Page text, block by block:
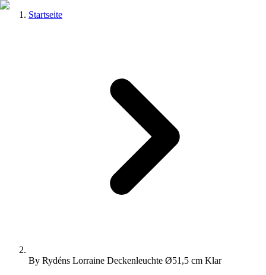
Startseite
By Rydéns Lorraine Deckenleuchte Ø51,5 cm Klar